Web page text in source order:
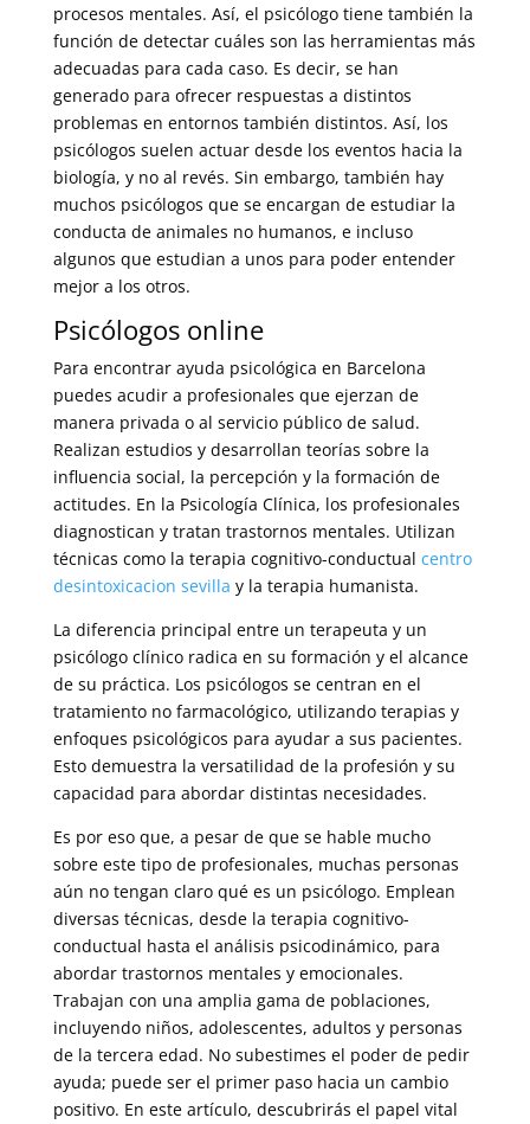
procesos mentales. Así, el psicólogo tiene también la
función de detectar cuáles son las herramientas más
adecuadas para cada caso. Es decir, se han
generado para ofrecer respuestas a distintos
problemas en entornos también distintos. Así, los
psicólogos suelen actuar desde los eventos hacia la
biología, y no al revés. Sin embargo, también hay
muchos psicólogos que se encargan de estudiar la
conducta de animales no humanos, e incluso
algunos que estudian a unos para poder entender
mejor a los otros.
Psicólogos online
Para encontrar ayuda psicológica en Barcelona
puedes acudir a profesionales que ejerzan de
manera privada o al servicio público de salud.
Realizan estudios y desarrollan teorías sobre la
influencia social, la percepción y la formación de
actitudes. En la Psicología Clínica, los profesionales
diagnostican y tratan trastornos mentales. Utilizan
técnicas como la terapia cognitivo-conductual centro
desintoxicacion sevilla y la terapia humanista.
La diferencia principal entre un terapeuta y un
psicólogo clínico radica en su formación y el alcance
de su práctica. Los psicólogos se centran en el
tratamiento no farmacológico, utilizando terapias y
enfoques psicológicos para ayudar a sus pacientes.
Esto demuestra la versatilidad de la profesión y su
capacidad para abordar distintas necesidades.
Es por eso que, a pesar de que se hable mucho
sobre este tipo de profesionales, muchas personas
aún no tengan claro qué es un psicólogo. Emplean
diversas técnicas, desde la terapia cognitivo-
conductual hasta el análisis psicodinámico, para
abordar trastornos mentales y emocionales.
Trabajan con una amplia gama de poblaciones,
incluyendo niños, adolescentes, adultos y personas
de la tercera edad. No subestimes el poder de pedir
ayuda; puede ser el primer paso hacia un cambio
positivo. En este artículo, descubrirás el papel vital